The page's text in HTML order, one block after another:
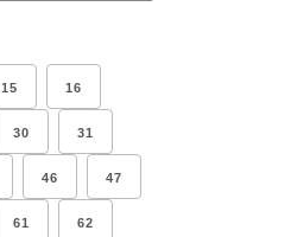
15 16
30 31
46 47
61 62